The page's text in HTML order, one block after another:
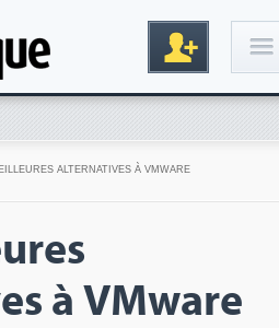
ALTERNATIVES À VMWARE
à VMware